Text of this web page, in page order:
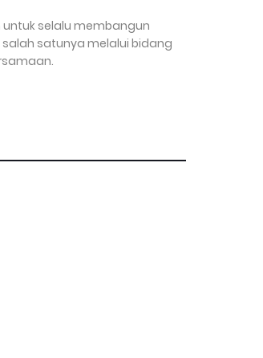
untuk selalu membangun
satunya melalui bidang